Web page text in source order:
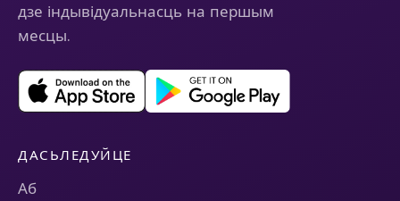
дзе індывідуальнасць на першым
месцы.
ДАСЬЛЕДУЙЦЕ
Аб